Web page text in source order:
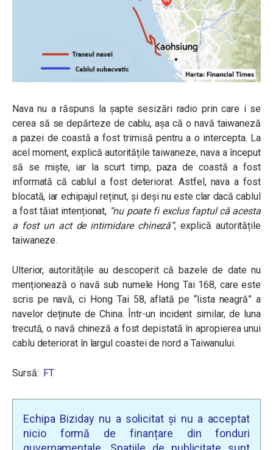
Nava nu a răspuns la șapte sesizări radio prin care i se
cerea să se depărteze de cablu, așa că o navă taiwaneză
a pazei de coastă a fost trimisă pentru a o intercepta. La
acel moment, explică autoritățile taiwaneze, nava a început
să se miște, iar la scurt timp, paza de coastă a fost
informată că cablul a fost deteriorat. Astfel, nava a fost
blocată, iar echipajul reținut, și deși nu este clar dacă cablul
a fost tăiat intenționat, “nu poate fi exclus faptul că acesta
a fost un act de intimidare chineză”,explică autoritățile
taiwaneze.
Ulterior, autoritățile au descoperit că bazele de date nu
menționează o navă sub numele Hong Tai 168, care este
scris pe navă, ci Hong Tai 58, aflată pe “lista neagră” a
navelor deținute de China. Într-un incident similar, de luna
trecută, o navă chineză a fost depistată în apropierea unui
cablu deteriorat în largul coastei de nord a Taiwanului.
Sursă: FT
Echipa Biziday nu a solicitat și nu a acceptat
nicio formă de finanțare din fonduri